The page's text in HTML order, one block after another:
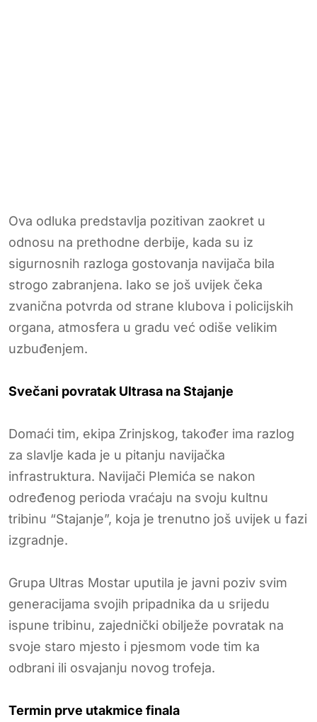
Ova odluka predstavlja pozitivan zaokret u
odnosu na prethodne derbije, kada su iz
sigurnosnih razloga gostovanja navijača bila
strogo zabranjena. Iako se još uvijek čeka
zvanična potvrda od strane klubova i policijskih
organa, atmosfera u gradu već odiše velikim
uzbuđenjem.
Svečani povratak Ultrasa na Stajanje
Domaći tim, ekipa Zrinjskog, također ima razlog
za slavlje kada je u pitanju navijačka
infrastruktura. Navijači Plemića se nakon
određenog perioda vraćaju na svoju kultnu
tribinu “Stajanje”, koja je trenutno još uvijek u fazi
izgradnje.
Grupa Ultras Mostar uputila je javni poziv svim
generacijama svojih pripadnika da u srijedu
ispune tribinu, zajednički obilježe povratak na
svoje staro mjesto i pjesmom vode tim ka
odbrani ili osvajanju novog trofeja.
Termin prve utakmice finala